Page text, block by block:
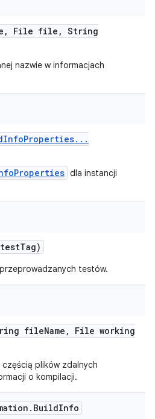
, File file , String
nazwie w informacjach
InfoProperties. . .
dla instancji
Tag)
testów.
fileName ,
File working
plików zdalnych
o kompilacji.
. BuildInfo